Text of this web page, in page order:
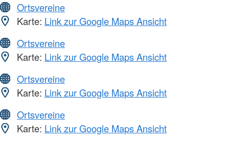
Ortsvereine
Karte: Link zur Google Maps Ansicht
Ortsvereine
Karte: Link zur Google Maps Ansicht
Ortsvereine
Karte: Link zur Google Maps Ansicht
Ortsvereine
Karte: Link zur Google Maps Ansicht